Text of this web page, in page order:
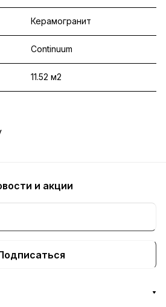
Керамогранит
Continuum
11.52 м2
и акции